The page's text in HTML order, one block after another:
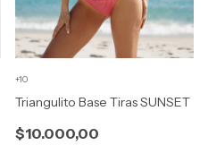
Triangulito Base Tiras SUNSET
$10.000,00
+10